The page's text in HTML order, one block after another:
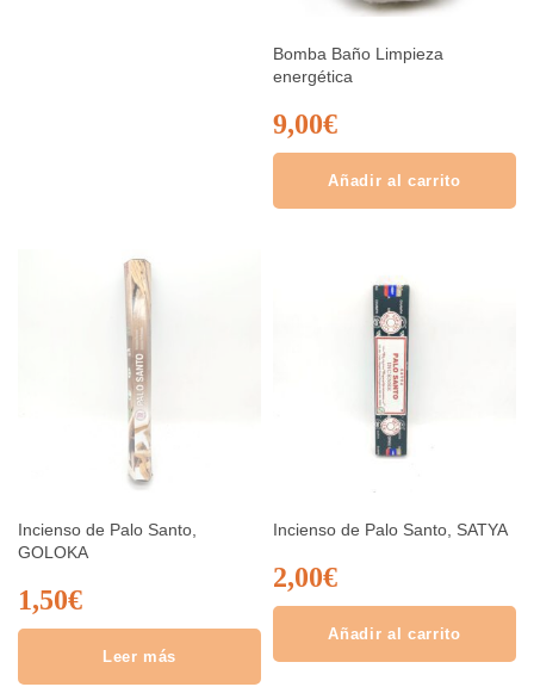
Bomba Baño Limpieza
energética
9,00€
Añadir al carrito
Incienso de Palo Santo,
GOLOKA
1,50€
Leer más
Incienso de Palo Santo, SATYA
2,00€
Añadir al carrito